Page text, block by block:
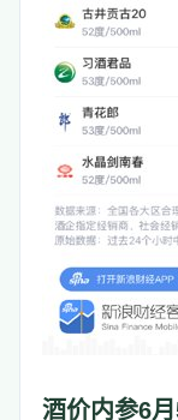
酒价内参6